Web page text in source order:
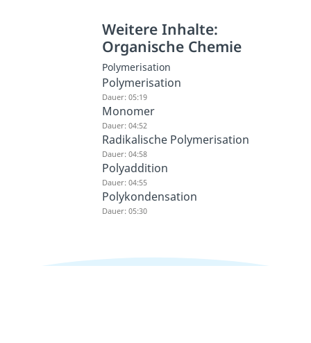
Weitere Inhalte:
Organische Chemie
Polymerisation
Polymerisation
Dauer: 05:19
Monomer
Dauer: 04:52
Radikalische Polymerisation
Dauer: 04:58
Polyaddition
Dauer: 04:55
Polykondensation
Dauer: 05:30